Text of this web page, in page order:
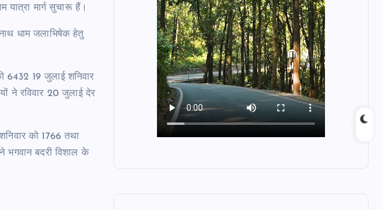
यात्रा मार्ग सुचारू हैं।
धाम जलाभिषेक हेतु
6432 19 जुलाई शनिवार
ने रविवार 20 जुलाई देर
को 1766 तथा
ने भगवान बदरी विशाल के